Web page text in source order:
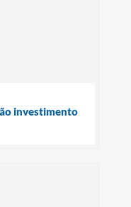
investimento